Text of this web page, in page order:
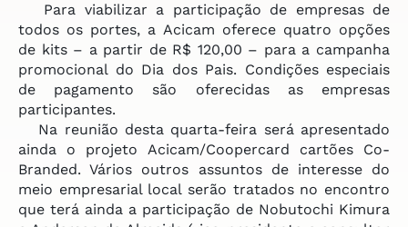
Para viabilizar a participação de empresas de
todos os portes, a Acicam oferece quatro opções
de kits – a partir de R$ 120,00 – para a campanha
promocional do Dia dos Pais. Condições especiais
de pagamento são oferecidas as empresas
participantes.
Na reunião desta quarta-feira será apresentado
ainda o projeto Acicam/Coopercard cartões Co-
Branded. Vários outros assuntos de interesse do
meio empresarial local serão tratados no encontro
que terá ainda a participação de Nobutochi Kimura